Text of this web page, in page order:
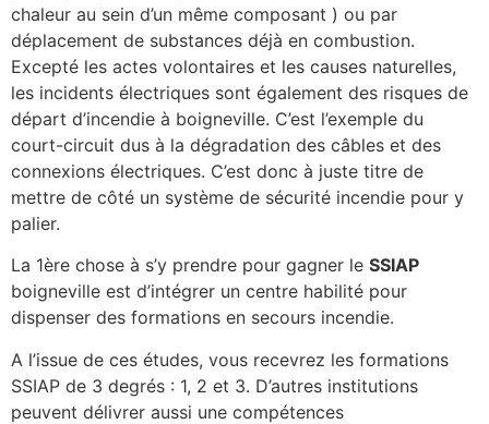
chaleur au sein d’un même composant ) ou par
déplacement de substances déjà en combustion.
Excepté les actes volontaires et les causes naturelles,
les incidents électriques sont également des risques de
départ d’incendie à boigneville. C’est l’exemple du
court-circuit dus à la dégradation des câbles et des
connexions électriques. C’est donc à juste titre de
mettre de côté un système de sécurité incendie pour y
palier.
La 1ère chose à s’y prendre pour gagner le SSIAP
boigneville est d’intégrer un centre habilité pour
dispenser des formations en secours incendie.
A l’issue de ces études, vous recevrez les formations
SSIAP de 3 degrés : 1, 2 et 3. D’autres institutions
peuvent délivrer aussi une compétences